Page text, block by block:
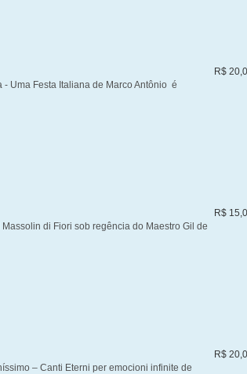
R$
- Uma Festa Italiana de Marco Antônio é
R$
di Fiori sob regência do Maestro Gil de
R$
– Canti Eterni per emocioni infinite de